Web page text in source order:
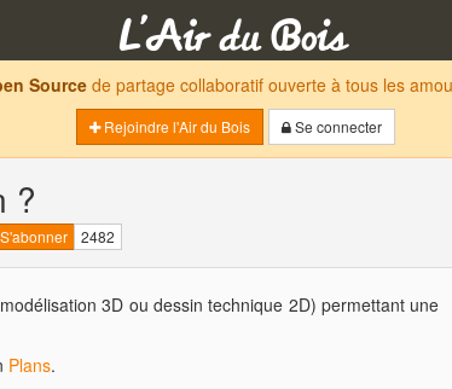
Sourcede partage collaboratif ouverte à tous les
Rejoindre l'Air du Bois
Se connecter
?
2482
3D ou dessin technique 2D) permettant une
Plans.